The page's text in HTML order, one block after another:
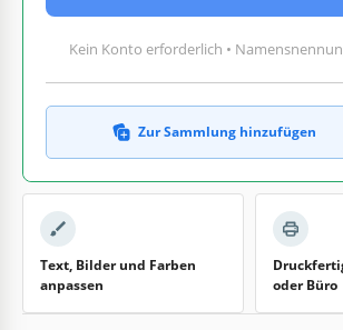
Kein Konto erforderlich •
Zur Sammlung hinzufügen
Text, Bilder und Farben
anpassen
oder Büro